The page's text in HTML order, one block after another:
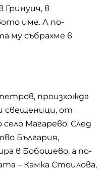
Гринуич, в
име. А по-
му събрахме в
произхожда
свещеници, от
Магарево. След
България,
в Бобошево, а по-
– Камка Стоилова,